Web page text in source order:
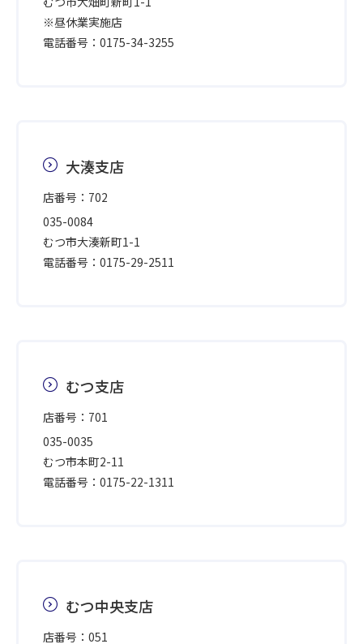
※昼休業実施店
電話番号：0175-34-3255
大湊支店
店番号：702
035-0084
むつ市大湊新町1-1
電話番号：0175-29-2511
むつ支店
店番号：701
035-0035
むつ市本町2-11
電話番号：0175-22-1311
むつ中央支店
店番号：051